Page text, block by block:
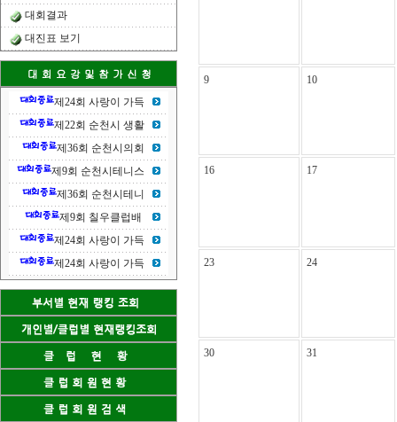
대회결과
대진표 보기
제24회 사랑이 가득
제22회 순천시 생활
제36회 순천시의회
제9회 순천시테니스
제36회 순천시테니
제9회 칠우클럽배
제24회 사랑이 가득
제24회 사랑이 가득
9 10
16 17
23 24
30 31